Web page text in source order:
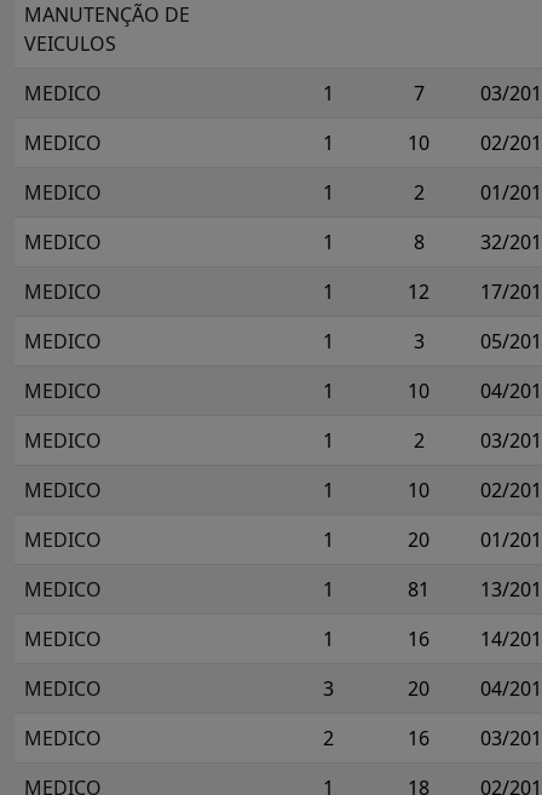
MANUTENÇÃO DE
VEICULOS
MEDICO 1 7
03/
MEDICO
1 10
02/
MEDICO
1 2
01/
MEDICO
1 8
32/
MEDICO
1 12
17/
MEDICO
1 3
05/
MEDICO
1 10
04/
MEDICO
1 2
03/
MEDICO
1 10
02/
MEDICO
1 20
01/
MEDICO
1 81
13/
MEDICO
1 16
14/
MEDICO
3 20
04/
MEDICO
2 16
03/
MEDICO
1 18 02/